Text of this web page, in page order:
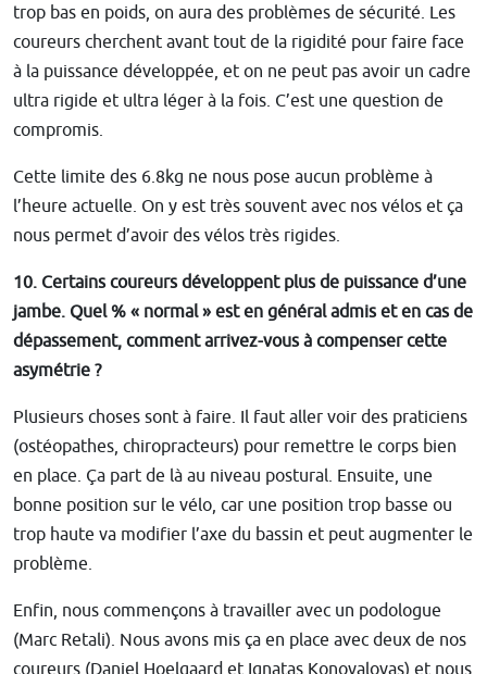
trop bas en poids, on aura des problèmes de sécurité. Les
coureurs cherchent avant tout de la rigidité pour faire face
à la puissance développée, et on ne peut pas avoir un cadre
ultra rigide et ultra léger à la fois. C’est une question de
compromis.
Cette limite des 6.8kg ne nous pose aucun problème à
l’heure actuelle. On y est très souvent avec nos vélos et ça
nous permet d’avoir des vélos très rigides.
10. Certains coureurs développent plus de puissance d’une
jambe. Quel % « normal » est en général admis et en cas de
dépassement, comment arrivez-vous à compenser cette
asymétrie ?
Plusieurs choses sont à faire. Il faut aller voir des praticiens
(ostéopathes, chiropracteurs) pour remettre le corps bien
en place. Ça part de là au niveau postural. Ensuite, une
bonne position sur le vélo, car une position trop basse ou
trop haute va modifier l’axe du bassin et peut augmenter le
problème.
Enfin, nous commençons à travailler avec un podologue
(Marc Retali). Nous avons mis ça en place avec deux de nos
coureurs (Daniel Hoelgaard et Ignatas Konovalovas) et nous